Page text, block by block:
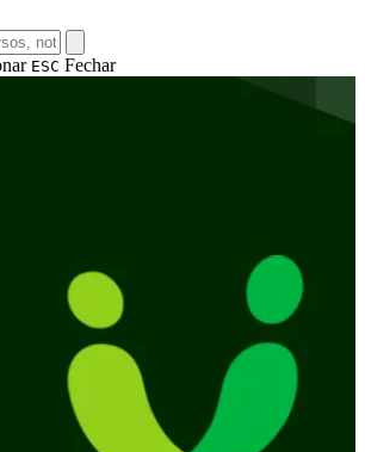
ESC Fechar